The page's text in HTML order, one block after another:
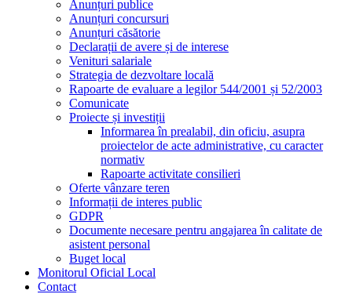
Anunțuri publice
Anunțuri concursuri
Anunțuri căsătorie
Declarații de avere și de interese
Venituri salariale
Strategia de dezvoltare locală
Rapoarte de evaluare a legilor 544/2001 și 52/2003
Comunicate
Proiecte și investiții
Informarea în prealabil, din oficiu, asupra
proiectelor de acte administrative, cu caracter
normativ
Rapoarte activitate consilieri
Oferte vânzare teren
Informații de interes public
GDPR
Documente necesare pentru angajarea în calitate de
asistent personal
Buget local
Monitorul Oficial Local
Contact